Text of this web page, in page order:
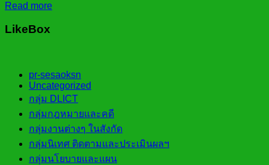
Read more
LikeBox
pr-sesaoksn
Uncategorized
กลุ่ม DLICT
กลุ่มกฎหมายและคดี
กลุ่มงานต่างๆ ในสังกัด
กลุ่มนิเทศ ติดตามและประเมินผลฯ
กลุ่มนโยบายและแผน